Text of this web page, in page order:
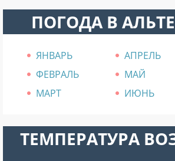
ПОГОДА В
ЯНВАРЬ АПРЕЛЬ
ФЕВРАЛЬ
МАЙ
МАРТ
ИЮНЬ
ТЕМПЕРАТУРА